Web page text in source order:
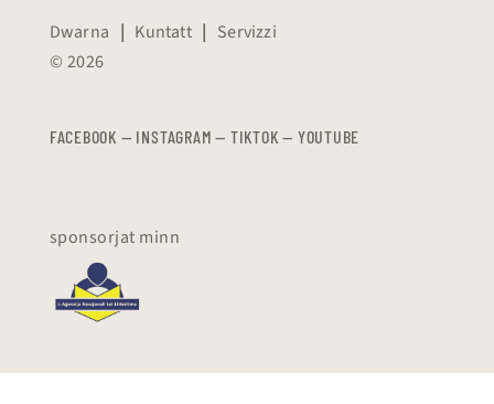
Dwarna | Kuntatt | Servizzi
© 2026
FACEBOOK — INSTAGRAM — TIKTOK — YOUTUBE
sponsorjat minn